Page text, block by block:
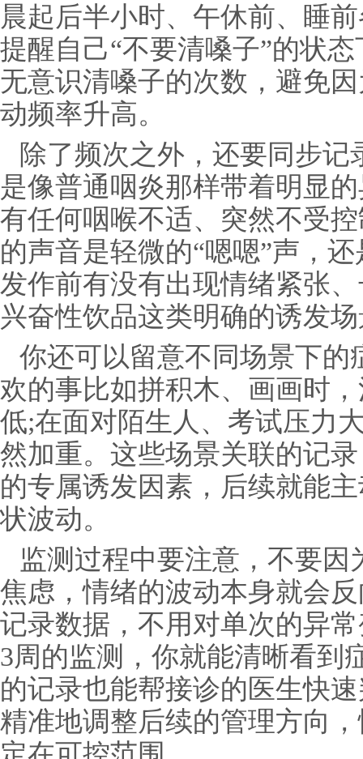
晨起后半小时、午休前、睡
提醒自己“不要清嗓子”的状
无意识清嗓子的次数，避免
动频率升高。
除了频次之外，还要同步
是像普通咽炎那样带着明显
有任何咽喉不适、突然不受
的声音是轻微的“嗯嗯”声，
发作前有没有出现情绪紧张
兴奋性饮品这类明确的诱发
你还可以留意不同场景下
欢的事比如拼积木、画画时
低;在面对陌生人、考试压力
然加重。这些场景关联的记
的专属诱发因素，后续就能
状波动。
监测过程中要注意，不要
焦虑，情绪的波动本身就会
记录数据，不用对单次的异
3周的监测，你就能清晰看到
的记录也能帮接诊的医生快
精准地调整后续的管理方向